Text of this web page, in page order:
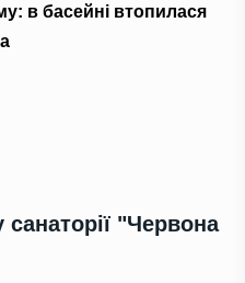
в басейні втопилася
"Червона